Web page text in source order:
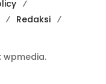
Redaksi
wpmedia.